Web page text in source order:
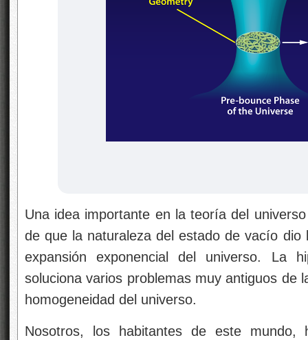
Una idea importante en la teoría del
de que la naturaleza del estado de vacío
expansión exponencial del universo. La
soluciona varios problemas muy antiguos de
homogeneidad del universo.
Nosotros, los habitantes de este mundo,